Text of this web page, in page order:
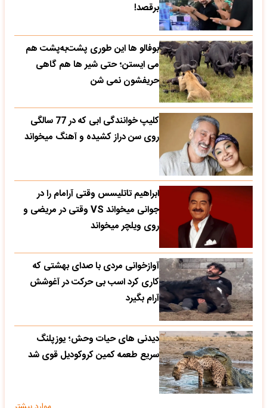
برقصد!
بوفالو ها این‌ طوری پشت‌به‌پشت هم
می‌ ایستن؛ حتی شیر ها هم گاهی
حریفشون نمی‌ شن
کلیپ خوانندگی ابی که در 77 سالگی
روی سن دراز کشیده و آهنگ میخواند
ابراهیم تاتلیسس وقتی آرامام را در
جوانی میخواند VS وقتی در مریضی و
روی ویلچر میخواند
آوازخوانی مردی با صدای بهشتی که
کاری کرد اسب بی حرکت در آغوشش
آرام بگیرد
دیدنی های حیات وحش؛ یوزپلنگ
سریع طعمه کمین کروکودیل قوی شد